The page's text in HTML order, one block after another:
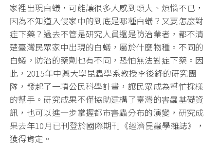
家裡出現白蟻，可能讓很多人感到頭大、煩惱不已，
因為不知道入侵家中的到底是哪種白蟻？又要怎麼對
症下藥？過去不管是研究人員還是防治業者，都不清
楚臺灣民眾家中出現的白蟻，屬於什麼物種。不同的
白蟻，防治的藥劑也有不同，恐怕無法對症下藥。因
此，2015年中興大學昆蟲學系教授李後鋒的研究團
隊，發起了一項公民科學計畫，讓民眾成為幫忙採樣
的幫手。研究成果不僅協助建構了臺灣的害蟲基礎資
訊，也可以進一步掌握都市害蟲分布的演變，研究成
果去年10月已刊登於國際期刊《經濟昆蟲學雜誌》，
獲得肯定。